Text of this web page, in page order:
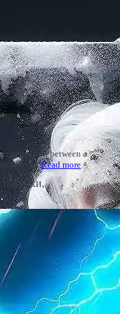
connection between a
unusualRead more